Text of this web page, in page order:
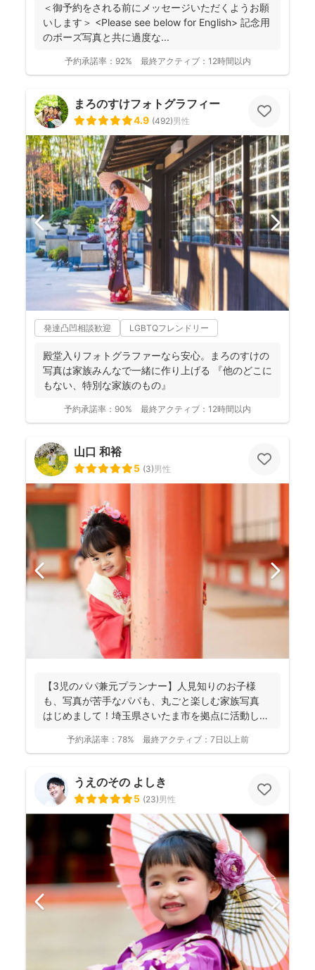
＜御予約をされる前にメッセージいただくようお願
いします＞ <Please see below for English> 記念用
のポーズ写真と共に過度な...
予約承諾率： 92% 最終アクティブ： 12時間以内
まろのすけフォトグラフィー
4.9 (492)男性
発達凸凹相談歓迎 LGBTQフレンドリー
殿堂入りフォトグラファーなら安心。まろのすけの
写真は家族みんなで一緒に作り上げる 『他のどこに
もない、特別な家族のもの』
予約承諾率： 90% 最終アクティブ： 12時間以内
山口 和裕
5 (3)男性
【3児のパパ兼元プランナー】人見知りのお子様
も、写真が苦手なパパも、丸ごと楽しむ家族写真
はじめまして！埼玉県さいたま市を拠点に活動して
予約承諾率： 78% 最終アクティブ： 7日以上前
うえのその よしき
5 (23)男性